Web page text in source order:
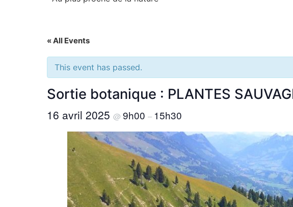
« All Events
This event has passed.
Sortie botanique : PLANTES
16 avril 2025 @ 9h00 – 15h30